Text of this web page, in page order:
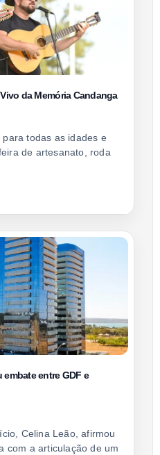
da Memória Candanga
todas as idades e
de artesanato, roda
entre GDF e
Celina Leão, afirmou
com a articulação de um